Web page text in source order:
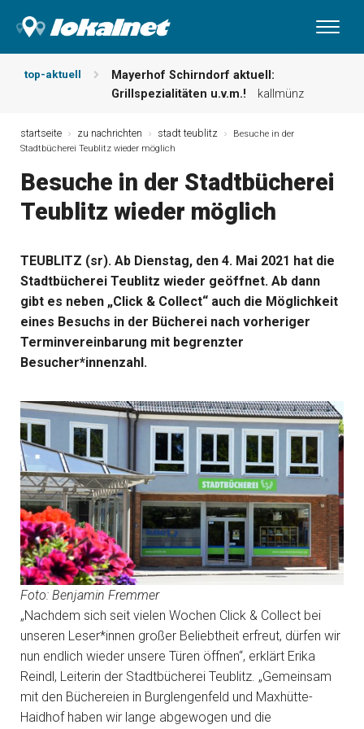
top-aktuell
Mayerhof Schirndorf aktuell:
Grillspezialitäten u.v.m.!
kallmünz
und mehr … burglengenfeld
Der „deutsche Michel“ muss nun
leserbriefe
Maxhütter Fischladen: Unser aktuelles
maxhütte-haidhof
Region! angebote vor ort | anzeige
Metzgerei Hummel: Aktuelles
Wochenangebot!
maxhütte-haidhof
startseite zu nachrichten stadt teublitz
Besuche in der
Stadtbücherei Teublitz wieder möglich
Besuche in der Stadtbücherei
Teublitz wieder möglich
TEUBLITZ (sr). Ab Dienstag, den 4. Mai 2021 hat die
Stadtbücherei Teublitz wieder geöffnet. Ab dann
gibt es neben „Click & Collect“ auch die Möglichkeit
eines Besuchs in der Bücherei nach vorheriger
Terminvereinbarung mit begrenzter
Besucher*innenzahl.
Foto: Benjamin Fremmer
„Nachdem sich seit vielen Wochen Click & Collect bei
unseren Leser*innen großer Beliebtheit erfreut, dürfen wir
nun endlich wieder unsere Türen öffnen“, erklärt Erika
Reindl, Leiterin der Stadtbücherei Teublitz. „Gemeinsam
mit den Büchereien in Burglengenfeld und Maxhütte-
Haidhof haben wir lange abgewogen und die